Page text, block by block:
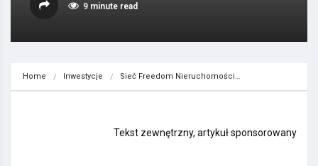
9 minute read
Home Inwestycje Sieć Freedom Nieruchomości…
Tekst zewnętrzny, artykuł sponsorowany